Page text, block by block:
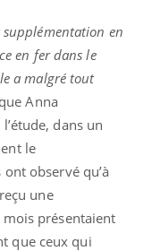
en
en fer dans le
a malgré tout
Anna
dans un
le
observé qu’à
une
présentaient
que ceux qui